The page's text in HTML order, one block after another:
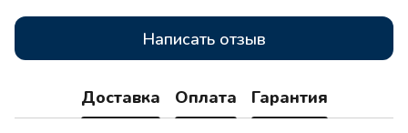
Написать отзыв
Доставка Оплата Гарантия